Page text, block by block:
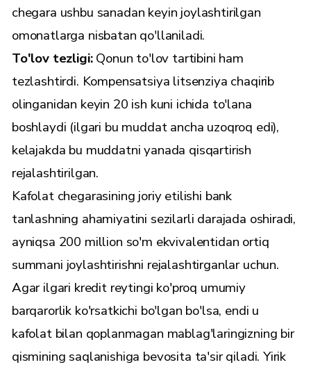
chegara ushbu sanadan keyin joylashtirilgan
omonatlarga nisbatan qo'llaniladi.
To'lov tezligi:Qonun to'lov tartibini ham
tezlashtirdi. Kompensatsiya litsenziya chaqirib
olinganidan keyin 20 ish kuni ichida to'lana
boshlaydi (ilgari bu muddat ancha uzoqroq edi),
kelajakda bu muddatni yanada qisqartirish
rejalashtirilgan.
Kafolat chegarasining joriy etilishi bank
tanlashning ahamiyatini sezilarli darajada oshiradi,
ayniqsa 200 million so'm ekvivalentidan ortiq
summani joylashtirishni rejalashtirganlar uchun.
Agar ilgari kredit reytingi ko'proq umumiy
barqarorlik ko'rsatkichi bo'lgan bo'lsa, endi u
kafolat bilan qoplanmagan mablag'laringizning bir
qismining saqlanishiga bevosita ta'sir qiladi. Yirik